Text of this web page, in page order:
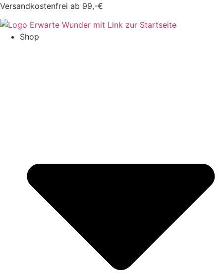
Zum
Inhalt
springen
Versandkostenfrei ab 99,-€
Shop